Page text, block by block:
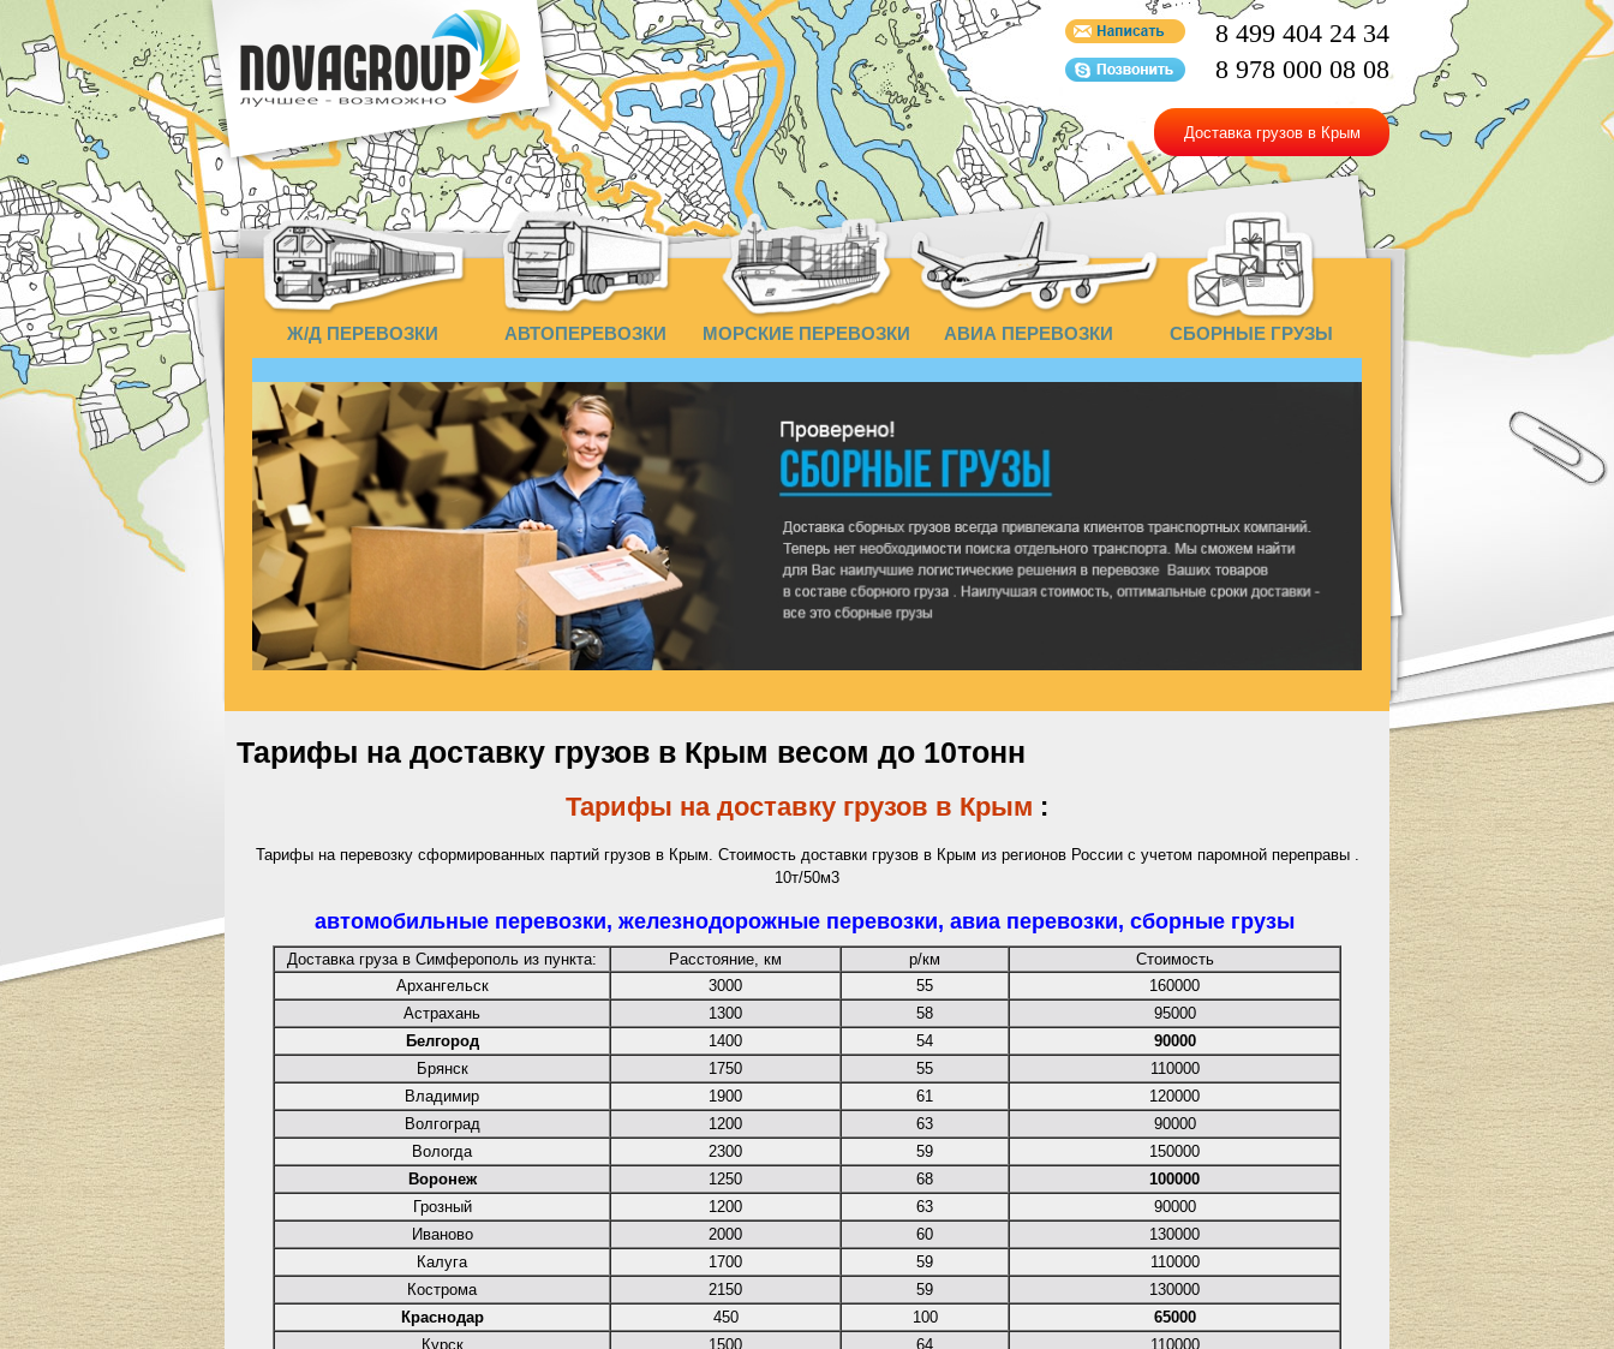
8 499 404 24 34
8 978 000 08 08
Доставка грузов в Крым
Ж/Д ПЕРЕВОЗКИ АВТОПЕРЕВОЗКИ МОРСКИЕ ПЕРЕВОЗКИ АВИА ПЕРЕВОЗКИ СБОРНЫЕ ГРУЗЫ
Тарифы на доставку грузов в Крым весом до 10тонн
Тарифы на доставку грузов в Крым :
Тарифы на перевозку сформированных партий грузов в Крым. Стоимость доставки грузов в Крым из регионов России с учетом паромной переправы .
10т/50м3
автомобильные перевозки, железнодорожные перевозки, авиа перевозки, сборные грузы
Доставка груза в Симферополь из пункта: Расстояние, км р/км
Стоимость
Архангельск
3000 55
160000
Астрахань
1300 58
95000
Белгород
1400 54
90000
Брянск
1750 55
110000
Владимир
1900 61
120000
Волгоград
1200 63
90000
Вологда
2300 59
150000
Воронеж
1250 68
100000
Грозный
1200 63
90000
Иваново
2000 60
130000
Калуга
1700 59
110000
Кострома
2150 59
130000
Краснодар
450 100
65000
Курск
1500 64
110000